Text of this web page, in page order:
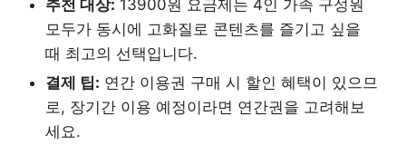
추천 대상: 13900원 요금제는 4인 가족 구성원
모두가 동시에 고화질로 콘텐츠를 즐기고 싶을
때 최고의 선택입니다.
결제 팁: 연간 이용권 구매 시 할인 혜택이 있으므
로, 장기간 이용 예정이라면 연간권을 고려해보
세요.